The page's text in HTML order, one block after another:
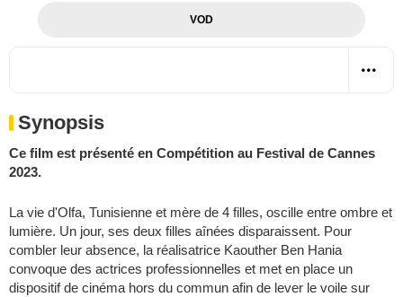
VOD
Synopsis
Ce film est présenté en Compétition au Festival de Cannes
2023.
La vie d'Olfa, Tunisienne et mère de 4 filles, oscille entre ombre et
lumière. Un jour, ses deux filles aînées disparaissent. Pour
combler leur absence, la réalisatrice Kaouther Ben Hania
convoque des actrices professionnelles et met en place un
dispositif de cinéma hors du commun afin de lever le voile sur